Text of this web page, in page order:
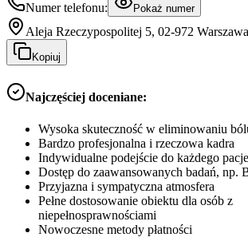
Numer telefonu: Pokaż numer
Aleja Rzeczypospolitej 5, 02-972
Kopiuj
Najczęściej doceniane:
Wysoka skuteczność w eliminowaniu
Bardzo profesjonalna i rzeczowa kadra
Indywidualne podejście do każdego
Dostęp do zaawansowanych badań, np.
Przyjazna i sympatyczna atmosfera
Pełne dostosowanie obiektu dla osób z
niepełnosprawnościami
Nowoczesne metody płatności